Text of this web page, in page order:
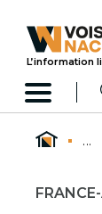
L’information
...